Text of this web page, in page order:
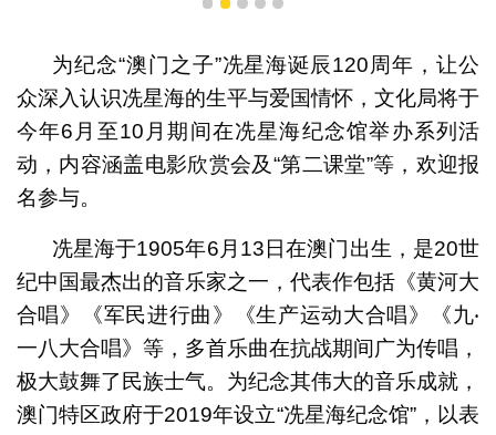
1 2 3 4 5
为纪念“澳门之子”冼星海诞辰120周年，让公
众深入认识冼星海的生平与爱国情怀，文化局将于
今年6月至10月期间在冼星海纪念馆举办系列活
动，内容涵盖电影欣赏会及“第二课堂”等，欢迎报
名参与。
冼星海于1905年6月13日在澳门出生，是20世
纪中国最杰出的音乐家之一，代表作包括《黄河大
合唱》《军民进行曲》《生产运动大合唱》《九‧
一八大合唱》等，多首乐曲在抗战期间广为传唱，
极大鼓舞了民族士气。为纪念其伟大的音乐成就，
澳门特区政府于2019年设立“冼星海纪念馆”，以表